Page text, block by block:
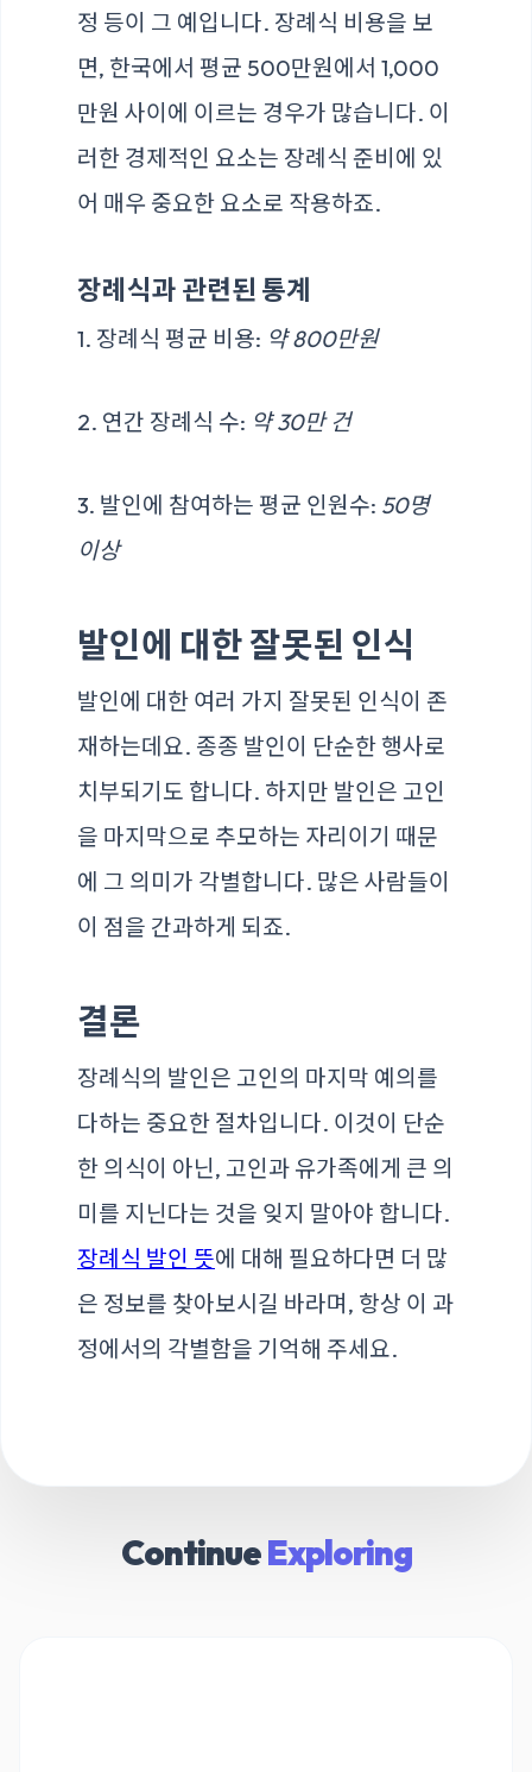
정 등이 그 예입니다. 장례식 비용을 보
면, 한국에서 평균 500만원에서 1,000
만원 사이에 이르는 경우가 많습니다. 이
러한 경제적인 요소는 장례식 준비에 있
어 매우 중요한 요소로 작용하죠.
장례식과 관련된 통계
1. 장례식 평균 비용: 약 800만원
2. 연간 장례식 수: 약 30만 건
3. 발인에 참여하는 평균 인원수: 50명
이상
발인에 대한 잘못된 인식
발인에 대한 여러 가지 잘못된 인식이 존
재하는데요. 종종 발인이 단순한 행사로
치부되기도 합니다. 하지만 발인은 고인
을 마지막으로 추모하는 자리이기 때문
에 그 의미가 각별합니다. 많은 사람들이
이 점을 간과하게 되죠.
결론
장례식의 발인은 고인의 마지막 예의를
다하는 중요한 절차입니다. 이것이 단순
한 의식이 아닌, 고인과 유가족에게 큰 의
미를 지닌다는 것을 잊지 말아야 합니다.
장례식 발인 뜻에 대해 필요하다면 더 많
은 정보를 찾아보시길 바라며, 항상 이 과
정에서의 각별함을 기억해 주세요.
ContinueExploring